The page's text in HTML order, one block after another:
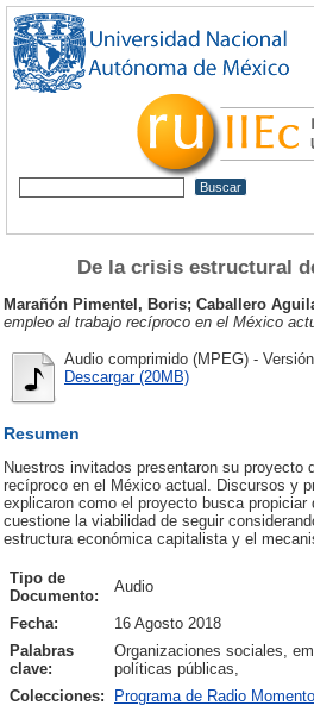
De la crisis estructural
Marañón Pimentel, Boris; Caballero
empleo al trabajo recíproco en el México
Audio comprimido (MPEG) -
Descargar (20MB)
Resumen
Nuestros invitados presentaron su
recíproco en el México actual. Discursos y
explicaron como el proyecto busca
cuestione la viabilidad de seguir
estructura económica capitalista y el
Tipo de
Documento:
Audio
Fecha:
16 Agosto 2018
Palabras
clave:
Organizaciones sociales,
políticas públicas,
Colecciones:
Programa de Radio